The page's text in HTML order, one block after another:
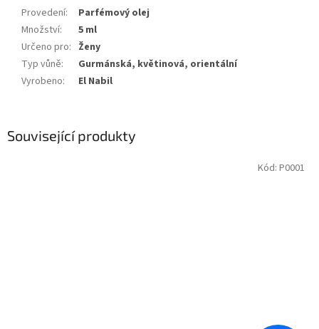
Související produkty
Kód: P0001
Provedení:
Parfémový olej
Množství:
5 ml
Určeno pro: Ženy
Typ vůně:
Gurmánská, květinová, orientální
Vyrobeno: El Nabil